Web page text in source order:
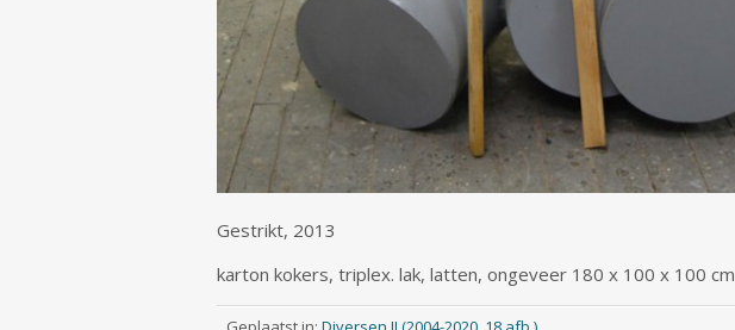
Gestrikt, 2013
karton kokers, triplex. lak, latten, ongeveer 180 x 100 x 100 cm